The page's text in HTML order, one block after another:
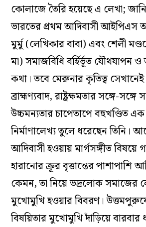
কোলাজে তৈরি হয়েছে এ লেখা;
ভারতের প্রথম আদিবাসী
মুর্মু (লেখিকার বাবা) এবং শেলী
মা) সমাজবিধি বর্হির্ভূত যৌথযাপন
কথা। তবে মেরুনার কৃতিত্ব
ব্রাহ্মণ্যবাদ, রাষ্ট্রক্ষমতার সঙ্গে-
উচ্চমন্যতার চাপেতাপে বহুখণ্ডিত
নির্মাণালেখ্য তুলে ধরেছেন তিনি।
আদিবাসী হওয়ায় মার্গসঙ্গীত
হারানোর ক্রূর বৃত্তান্তের পাশাপাশি
কেমন, তা নিয়ে ভদ্রলোক
মুখোমুখি হওয়ার বিবরণ।
বিষয়িতার মুখোমুখি দাঁড়িয়ে বারবার